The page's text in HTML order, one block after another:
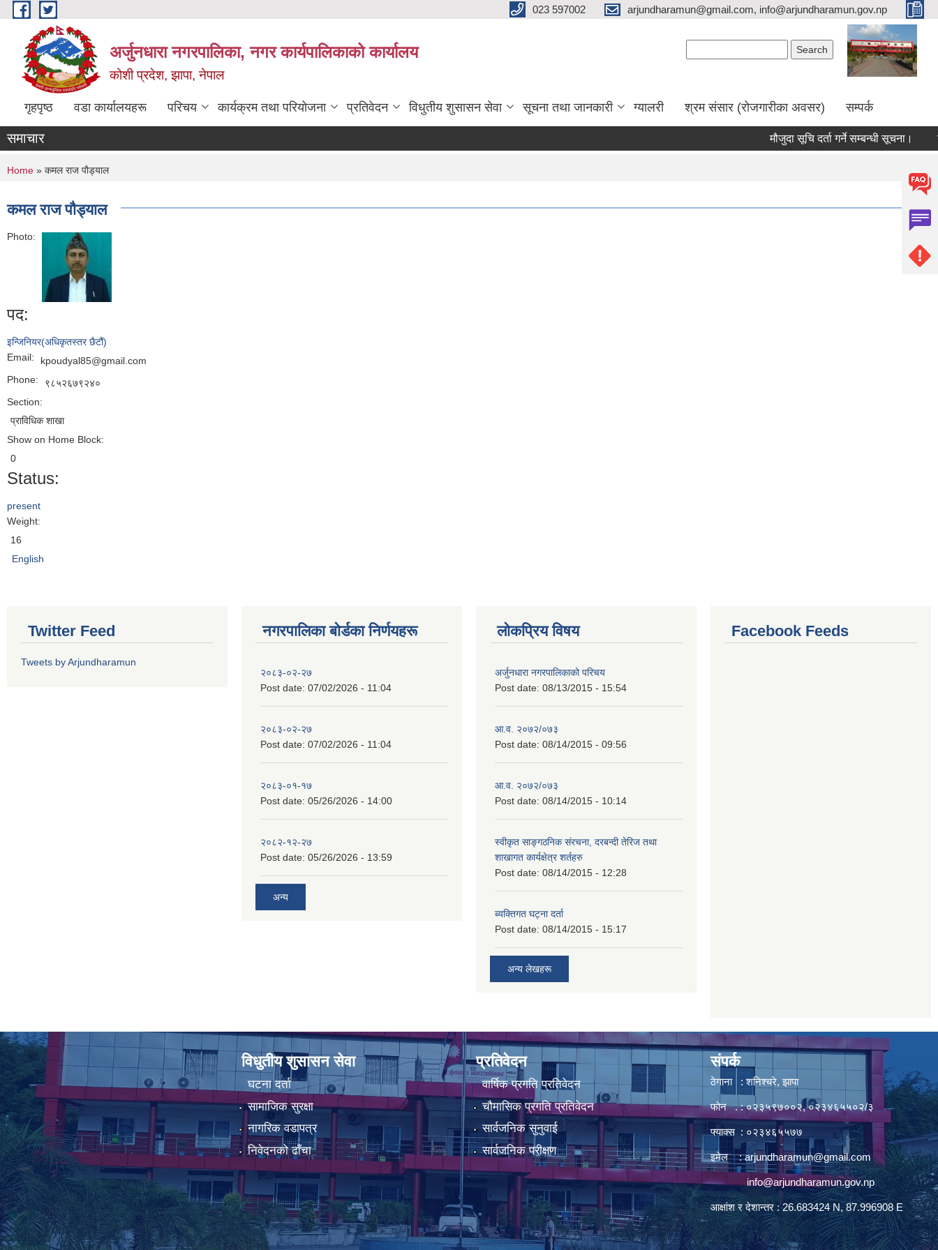
Skip to main content 023 597002 arjundharamun@gmail.com, info@arjundharamun.gov.np
अर्जुनधारा नगरपालिका, नगर कार्यपालिकाको कार्यालय
कोशी प्रदेश, झापा, नेपाल
गृहपृष्ठ वडा कार्यालयहरू परिचय कार्यक्रम तथा परियोजना प्रतिवेदन विधुतीय शुसासन सेवा सूचना तथा जानकारी ग्यालरी श्रम संसार (रोजगारीका अवसर) सम्पर्क
समाचार मौजुदा सूचि दर्ता गर्ने सम्बन्धी सूचना।
You are here
Home » कमल राज पाैड्याल
कमल राज पाैड्याल
Photo:
पद:
इन्जिनियर(अधिकृतस्तर छैटौं)
Email:
kpoudyal85@gmail.com
Phone:
९८५२६७९२४०
Section:
प्राविधिक शाखा
Show on Home Block:
0
Status:
present
Weight:
16
English
Twitter Feed
Tweets by Arjundharamun
नगरपालिका बाेर्डका निर्णयहरू
२०८३-०२-२७
Post date: 07/02/2026 - 11:04
२०८३-०२-२७
Post date: 07/02/2026 - 11:04
२०८३-०१-१७
Post date: 05/26/2026 - 14:00
२०८२-१२-२७
Post date: 05/26/2026 - 13:59
अन्य
लोकप्रिय विषय
अर्जुनधारा नगरपालिकाको परिचय
Post date: 08/13/2015 - 15:54
आ.व. २०७२/०७३
Post date: 08/14/2015 - 09:56
आ.व. २०७२/०७३
Post date: 08/14/2015 - 10:14
स्वीकृत साङ्गठनिक संरचना, दरबन्दी तेरिज तथा
शाखागत कार्यक्षेत्र शर्तहरु
Post date: 08/14/2015 - 12:28
ब्यक्तिगत घट्ना दर्ता
Post date: 08/14/2015 - 15:17
अन्य लेखहरू
Facebook Feeds
विधुतीय शुसासन सेवा
घटना दर्ता
सामाजिक सुरक्षा
नागरिक वडापत्र
निवेदनको ढाँचा
प्रतिवेदन
वार्षिक प्रगति प्रतिवेदन
चौमासिक प्रगति प्रतिवेदन
सार्वजनिक सुनुवाई
सार्वजनिक परीक्षण
संपर्क
ठेगाना : शनिश्चरे, झापा
फोन . : ०२३५९७००२, ०२३४६५५०२/३
फ्याक्स : ०२३४६५५७७
इमेल :arjundharamun@gmail.com
info@arjundharamun.gov.np
आक्षांश र देशान्तर : 26.683424 N, 87.996908 E